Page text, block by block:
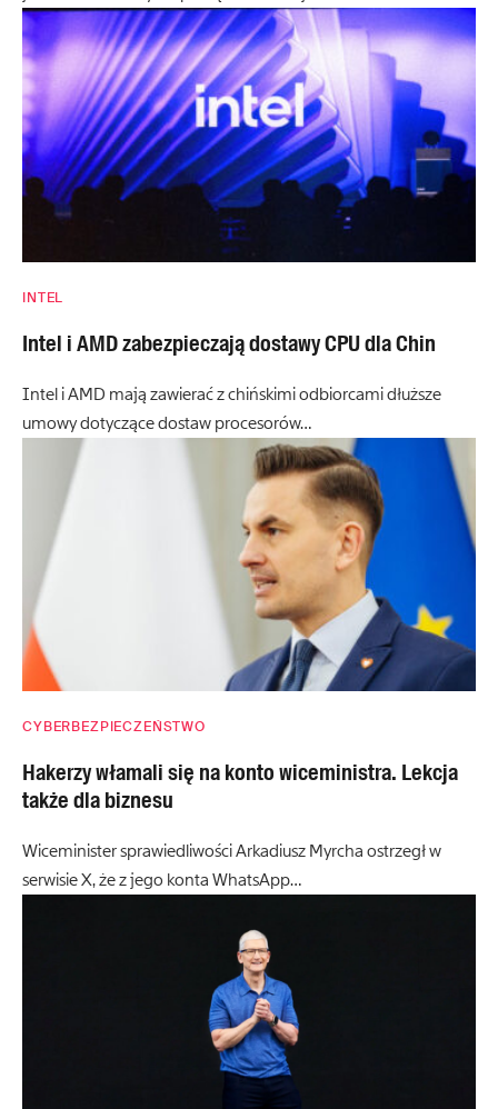
INTEL
Intel i AMD zabezpieczają dostawy CPU dla Chin
Intel i AMD mają zawierać z chińskimi odbiorcami dłuższe
umowy dotyczące dostaw procesorów…
CYBERBEZPIECZEŃSTWO
Hakerzy włamali się na konto wiceministra. Lekcja
także dla biznesu
Wiceminister sprawiedliwości Arkadiusz Myrcha ostrzegł w
serwisie X, że z jego konta WhatsApp…